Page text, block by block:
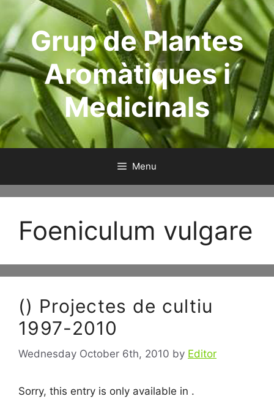
contentGrup de Plantes
Aromàtiques i
Medicinals
Menu
Foeniculum vulgare
() Projectes de cultiu
1997-2010
Wednesday October 6th, 2010 by Editor
Sorry, this entry is only available in .